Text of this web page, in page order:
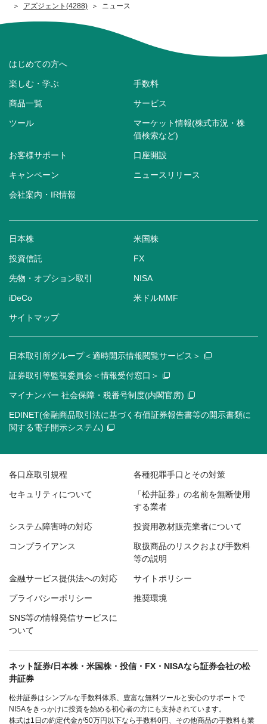
アズジェント(4288)
ニュース
はじめての方へ
楽しむ・学ぶ 手数料
商品一覧 サービス
ツール
マーケット情報(株式市況・株
価検索など)
お客様サポート 口座開設
キャンペーン ニュースリリース
会社案内・IR情報
日本株 米国株
投資信託 FX
先物・オプション取引 NISA
iDeCo 米ドルMMF
サイトマップ
日本取引所グループ＜適時開示情報閲覧サービス＞
証券取引等監視委員会＜情報受付窓口＞
マイナンバー 社会保障・税番号制度(内閣官房)
EDINET(金融商品取引法に基づく有価証券報告書等の開示書類に
関する電子開示システム)
各口座取引規程 各種犯罪手口とその対策
セキュリティについて
「松井証券」の名前を無断使用
する業者
システム障害時の対応 投資用教材販売業者について
コンプライアンス
取扱商品のリスクおよび手数料
等の説明
金融サービス提供法への対応 サイトポリシー
プライバシーポリシー 推奨環境
SNS等の情報発信サービスに
ついて
ネット証券/日本株・米国株・投信・FX・NISAなら証券会社の松
井証券
松井証券はシンプルな手数料体系、豊富な無料ツールと安心のサポートで
NISAをきっかけに投資を始める初心者の方にも支持されています。
株式は1日の約定代金が50万円以下なら手数料0円、その他商品の手数料も業